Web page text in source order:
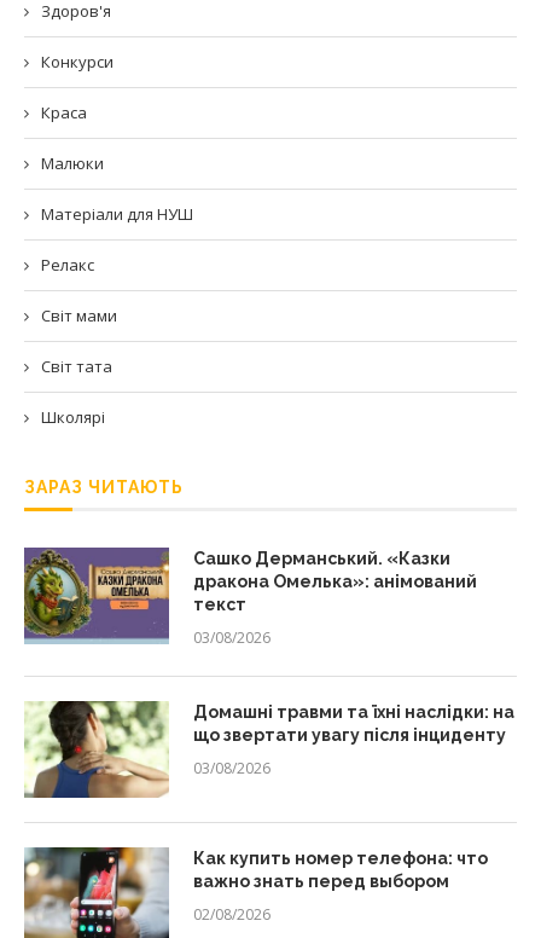
Здоров'я
Конкурси
Краса
Малюки
Матеріали для НУШ
Релакс
Світ мами
Світ тата
Школярі
ЗАРАЗ ЧИТАЮТЬ
Сашко Дерманський. «Казки
дракона Омелька»: анімований
текст
03/08/2026
Домашні травми та їхні наслідки: на
що звертати увагу після інциденту
03/08/2026
Как купить номер телефона: что
важно знать перед выбором
02/08/2026